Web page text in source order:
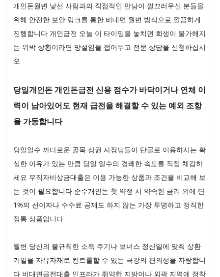
개인돈월변 낯선 사람과의 직접적인 만남이 껄끄러우신 분들을
위해 안전한 보안 링크를 통한 비대면 월변 방식으로 깔끔하게
진행합니다 개인급전 오늘 이 타이밍을 놓치면 회생이 불가해지
는 위박 상황이라면 망설임을 접어두고 전문 상담을 신청하십시
오
당일개인돈 개인돈급전 신용 점수가 바닥이거나 연체 이
력이 남아있어도 현재 급전을 해결할 수 있는 예외 조항
을 가동합니다
당일일수 까다로운 골목 상권 사장님들이 단골로 이용하시는 확
실한 이유가 있는 만큼 당일 일수의 경쾌한 속도를 직접 체감하
세요 무직자비상금대출은 이용 가능한 상품과 조건을 비교해 보
는 것이 필요합니다 순수개인돈 첫 약정 시 약속한 금리 외에 단
1%의 선이자나 수수료 공제도 하지 않는 가장 투명하고 정직한
정통 상품입니다
월변 당신의 불규칙한 소득 주기나 보너스 정산일에 맞춰 상환
기일을 자유자재로 컨트롤할 수 있는 극강의 편의성을 자랑합니
다 비대면급전대출 인프라가 취약한 지방이나 외곽 지역에 정착